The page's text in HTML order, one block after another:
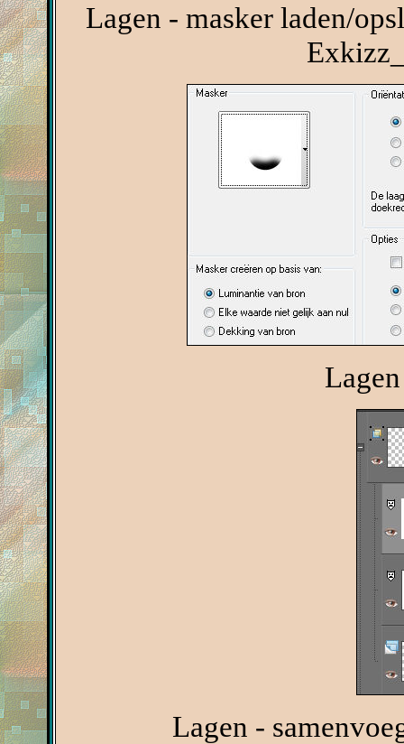
Lagen - masker laden/
Lagen -